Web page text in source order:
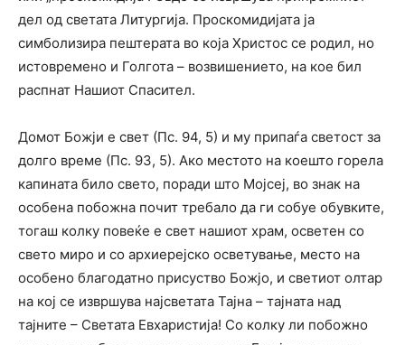
дел од светата Литургија. Проскомидијата ја
симболизира пештерата во која Христос се родил, но
истовремено и Голгота – возвишението, на кое бил
распнат Нашиот Спасител.
Домот Божји е свет (Пс. 94, 5) и му припаѓа светост за
долго време (Пс. 93, 5). Ако местото на коешто горела
капината било свето, поради што Мојсеј, во знак на
особена побожна почит требало да ги собуе обувките,
тогаш колку повеќе е свет нашиот храм, осветен со
свето миро и со архиерејско осветување, место на
особено благодатно присуство Божјо, и светиот олтар
на кој се извршува најсветата Тајна – тајната над
тајните – Светата Евхаристија! Со колку ли побожно